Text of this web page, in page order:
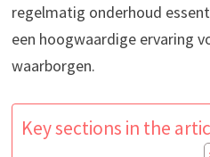
regelmatig onderhoud
een hoogwaardige ervaring
waarborgen.
Key sections in the